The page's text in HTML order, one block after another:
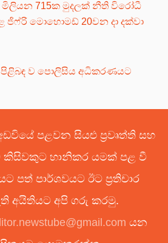
715ක මුදලක් නීති විරෝධී
ජිෆ්රි මොහොමඩ් 20වන දා දක්වා
පිළිබඳ ව පොලිසිය අධිකරණයට
පළවන සියළු ප්‍රවෘත්ති සහ
කිසිවකුට හානිකර යමක් පළ වී
පත් පාර්ශවයට ඊට ප්‍රතිචාර
අයිතියට අපි ගරු කරමු.
යන